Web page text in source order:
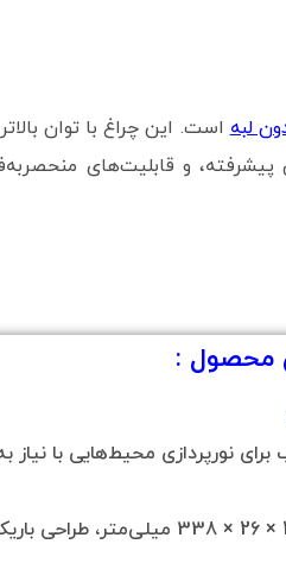
لبهاست. این چراغ با توان
و قابلیت‌های
محصول :